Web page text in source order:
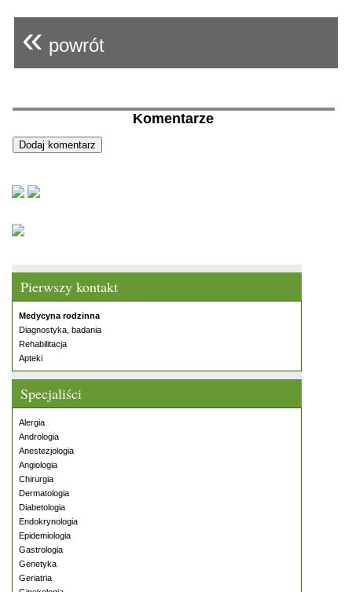
Pierwszy kontakt
Medycyna rodzinna
Diagnostyka, badania
Rehabilitacja
Apteki
Specjaliści
Alergia
Andrologia
Anestezjologia
Angiologia
Chirurgia
Dermatologia
Diabetologia
Endokrynologia
Epidemiologia
Gastrologia
Genetyka
Geriatria
« powrót
Komentarze